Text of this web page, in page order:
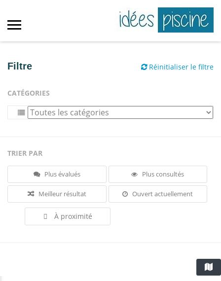
Filtre Réinitialiser le filtre
CATÉGORIES
TRIER PAR
Plus évalués Plus consultés
Meilleur résultat Ouvert actuellement
À proximité